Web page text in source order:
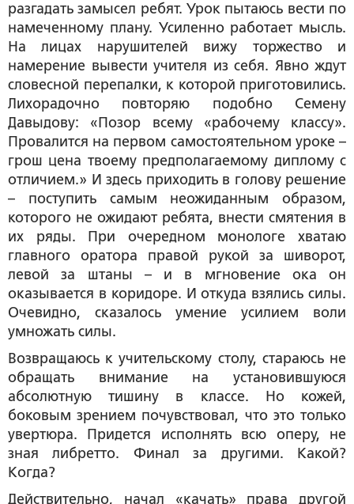
разгадать замысел ребят. Урок пытаюсь вести по
намеченному плану. Усиленно работает мысль.
На лицах нарушителей вижу торжество и
намерение вывести учителя из себя. Явно ждут
словесной перепалки, к которой приготовились.
Лихорадочно повторяю подобно Семену
Давыдову: «Позор всему «рабочему классу».
Провалится на первом самостоятельном уроке –
грош цена твоему предполагаемому диплому с
отличием.» И здесь приходить в голову решение
– поступить самым неожиданным образом,
которого не ожидают ребята, внести смятения в
их ряды. При очередном монологе хватаю
главного оратора правой рукой за шиворот,
левой за штаны – и в мгновение ока он
оказывается в коридоре. И откуда взялись силы.
Очевидно, сказалось умение усилием воли
умножать силы.
Возвращаюсь к учительскому столу, стараюсь не
обращать внимание на установившуюся
абсолютную тишину в классе. Но кожей,
боковым зрением почувствовал, что это только
увертюра. Придется исполнять всю оперу, не
зная либретто. Финал за другими. Какой?
Когда?
Действительно, начал «качать» права другой